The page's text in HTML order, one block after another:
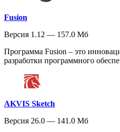
Fusion
Версия 1.12 — 157.0 Мб
Программа Fusion – это
разработки программного
AKVIS Sketch
Версия 26.0 — 141.0 Мб